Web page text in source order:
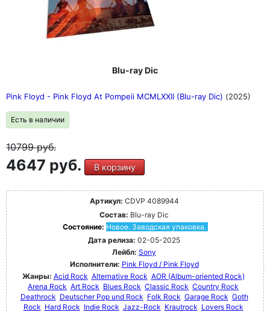
Blu-ray Dic
Pink Floyd - Pink Floyd At Pompeii MCMLXXII (Blu-ray Dic) (2025)
Есть в наличии
10799руб.
4647 руб. В корзину
Артикул: CDVP 4089944
Состав: Blu-ray Dic
Состояние: Новое. Заводская упаковка.
Дата релиза: 02-05-2025
Лейбл: Sony
Исполнители: Pink Floyd / Pink Floyd
Жанры: Acid Rock Alternative Rock AOR (Album-oriented Rock)
Arena Rock Art Rock Blues Rock Classic Rock Country Rock
Deathrock Deutscher Pop und Rock Folk Rock Garage Rock Goth
Rock Hard Rock Indie Rock Jazz-Rock Krautrock Lovers Rock